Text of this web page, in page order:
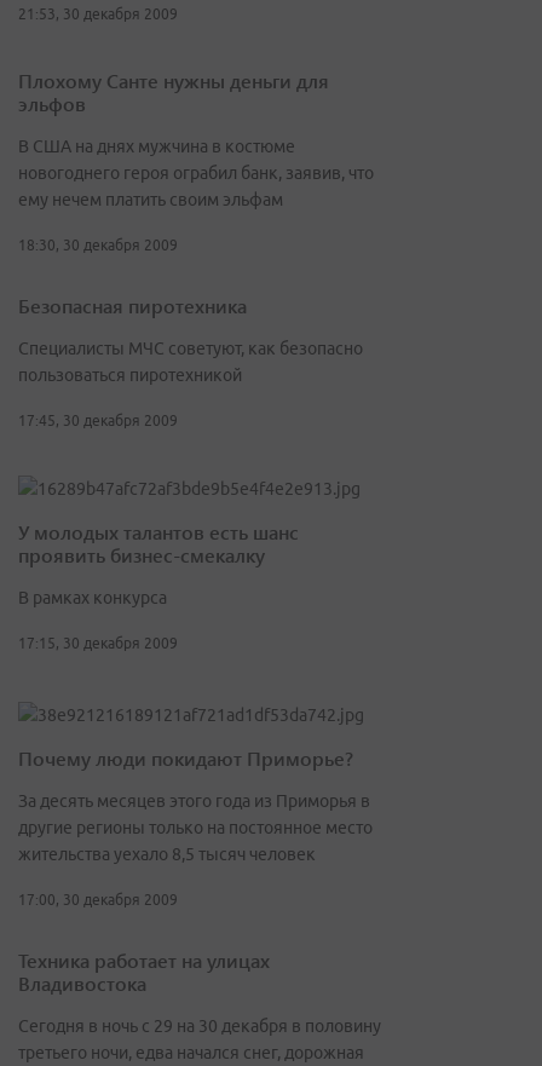
21:53, 30 декабря 2009
Плохому Санте нужны деньги для
эльфов
В США на днях мужчина в костюме
новогоднего героя ограбил банк, заявив, что
ему нечем платить своим эльфам
18:30, 30 декабря 2009
Безопасная пиротехника
Специалисты МЧС советуют, как безопасно
пользоваться пиротехникой
17:45, 30 декабря 2009
У молодых талантов есть шанс
проявить бизнес-смекалку
В рамках конкурса
17:15, 30 декабря 2009
Почему люди покидают Приморье?
За десять месяцев этого года из Приморья в
другие регионы только на постоянное место
жительства уехало 8,5 тысяч человек
17:00, 30 декабря 2009
Техника работает на улицах
Владивостока
Сегодня в ночь с 29 на 30 декабря в половину
третьего ночи, едва начался снег, дорожная